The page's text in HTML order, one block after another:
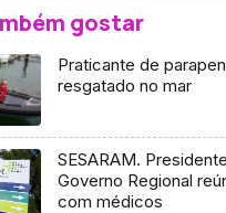
gostar
Praticante de
resgatado no mar
SESARAM.
Governo Regional
com médicos